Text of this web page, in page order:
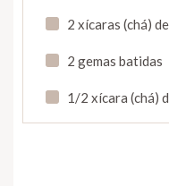
2 xícaras (chá)
2 gemas batidas
1/2 xícara (chá)